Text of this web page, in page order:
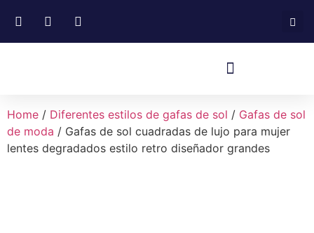
Home / Diferentes estilos de gafas de sol / Gafas de sol
de moda / Gafas de sol cuadradas de lujo para mujer
lentes degradados estilo retro diseñador grandes